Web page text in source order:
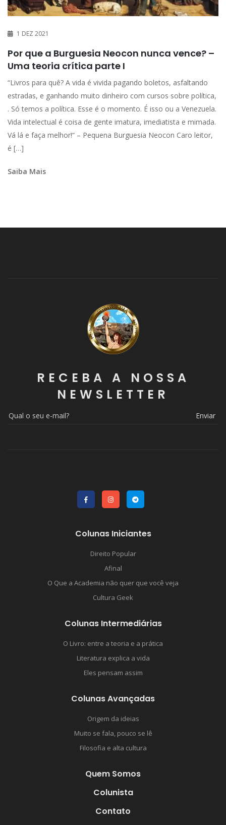
1 DEZ 2021
Por que a Burguesia Neocon nunca vence? –
Uma teoria crítica parte I
“Livros para quê? A vida é vivida pagando boletos, asfaltando
estradas, e ganhando muito dinheiro com cursos sobre política,
. Só temos a política. Esse é o momento. É isso ou a Venezuela.
Vida intelectual é coisa de gente imatura, imediatista e mimada.
Vá lá e faça melhor!“ – Pequena Burguesia Neocon Caro leitor,
é […]
Saiba Mais
RECEBA A NOSSA
NEWSLETTER
Enviar
Colunas Iniciantes
Direito Popular
Afinal
O Que a Academia não quer que você veja
Cultura Geek
Colunas Intermediárias
O Livro: entre a teoria e a prática
Literatura explica a vida
Eles pensam assim
Colunas Avançadas
Origem da ideias
Muito se fala, pouco se lê
Filosofia e alta cultura
Quem Somos
Colunista
Contato